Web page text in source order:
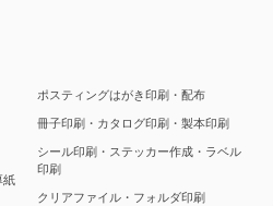
紙
ポスティングはがき印刷・配布
冊子印刷・カタログ印刷・製本印刷
シール印刷・ステッカー作成・ラベル
印刷
クリアファイル・フォルダ印刷